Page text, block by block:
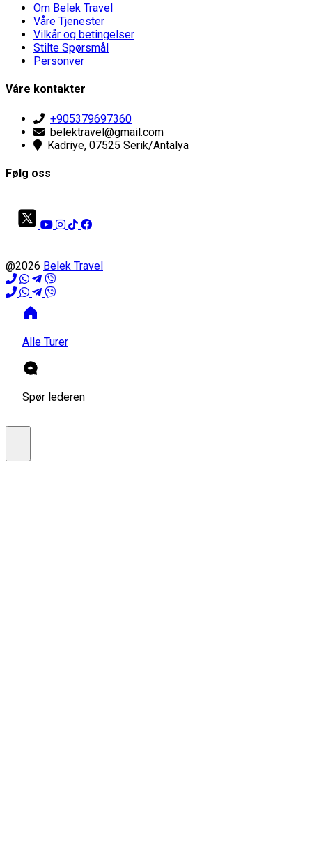
Om Belek Travel
Våre Tjenester
Vilkår og betingelser
Stilte Spørsmål
Personver
Våre kontakter
+905379697360
belektravel@gmail.com
Kadriye, 07525 Serik/Antalya
Følg oss
@2026 Belek Travel
Alle Turer
Spør lederen